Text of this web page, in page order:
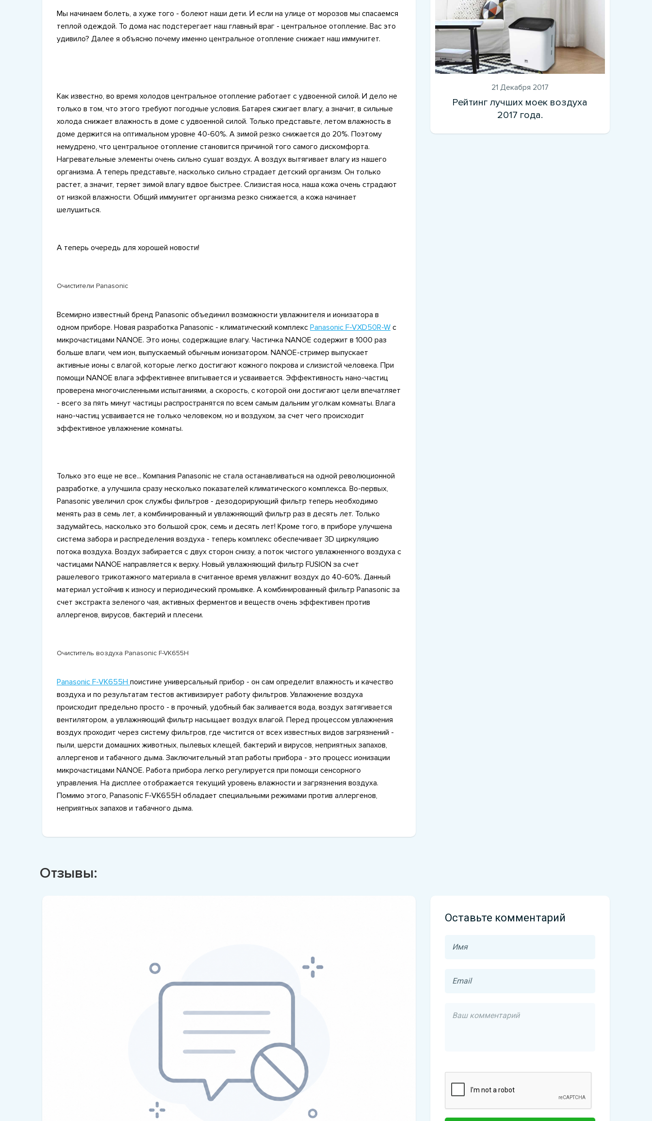
Мы начинаем болеть, а хуже того - болеют наши дети. И если на улице от морозов мы спасаемся
теплой одеждой. То дома нас подстерегает наш главный враг - центральное отопление. Вас это
удивило? Далее я объясню почему именно центральное отопление снижает наш иммунитет.
Как известно, во время холодов центральное отопление работает с удвоенной силой. И дело не
только в том, что этого требуют погодные условия. Батарея сжигает влагу, а значит, в сильные
холода снижает влажность в доме с удвоенной силой. Только представьте, летом влажность в
доме держится на оптимальном уровне 40-60%. А зимой резко снижается до 20%. Поэтому
немудрено, что центральное отопление становится причиной того самого дискомфорта.
Нагревательные элементы очень сильно сушат воздух. А воздух вытягивает влагу из нашего
организма. А теперь представьте, насколько сильно страдает детский организм. Он только
растет, а значит, теряет зимой влагу вдвое быстрее. Слизистая носа, наша кожа очень страдают
от низкой влажности. Общий иммунитет организма резко снижается, а кожа начинает
шелушиться.
А теперь очередь для хорошей новости!
Очистители Panasonic
Всемирно известный бренд Panasonic объединил возможности увлажнителя и ионизатора в
одном приборе. Новая разработка Panasonic - климатический комплекс Panasonic F-VXD50R-W с
микрочастицами NANOE. Это ионы, содержащие влагу. Частичка NANOE содержит в 1000 раз
больше влаги, чем ион, выпускаемый обычным ионизатором. NANOE-стример выпускает
активные ионы с влагой, которые легко достигают кожного покрова и слизистой человека. При
помощи NANOE влага эффективнее впитывается и усваивается. Эффективность нано-частиц
проверена многочисленными испытаниями, а скорость, с которой они достигают цели впечатляет
- всего за пять минут частицы распространятся по всем самым дальним уголкам комнаты. Влага
нано-частиц усваивается не только человеком, но и воздухом, за счет чего происходит
эффективное увлажнение комнаты.
Только это еще не все... Компания Panasonic не стала останавливаться на одной революционной
разработке, а улучшила сразу несколько показателей климатического комплекса. Во-первых,
Panasonic увеличил срок службы фильтров - дезодорирующий фильтр теперь необходимо
менять раз в семь лет, а комбинированный и увлажняющий фильтр раз в десять лет. Только
задумайтесь, насколько это большой срок, семь и десять лет! Кроме того, в приборе улучшена
система забора и распределения воздуха - теперь комплекс обеспечивает 3D циркуляцию
потока воздуха. Воздух забирается с двух сторон снизу, а поток чистого увлажненного воздуха с
частицами NANOE направляется к верху. Новый увлажняющий фильтр FUSION за счет
рашелевого трикотажного материала в считанное время увлажнит воздух до 40-60%. Данный
материал устойчив к износу и периодический промывке. А комбинированный фильтр Panasonic за
счет экстракта зеленого чая, активных ферментов и веществ очень эффективен против
аллергенов, вирусов, бактерий и плесени.
Очиститель воздуха Panasonic F-VK655H
Panasonic F-VK655H поистине универсальный прибор - он сам определит влажность и качество
воздуха и по результатам тестов активизирует работу фильтров. Увлажнение воздуха
происходит предельно просто - в прочный, удобный бак заливается вода, воздух затягивается
вентилятором, а увлажняющий фильтр насыщает воздух влагой. Перед процессом увлажнения
воздух проходит через систему фильтров, где чистится от всех известных видов загрязнений -
пыли, шерсти домашних животных, пылевых клещей, бактерий и вирусов, неприятных запахов,
аллергенов и табачного дыма. Заключительный этап работы прибора - это процесс ионизации
микрочастицами NANOE. Работа прибора легко регулируется при помощи сенсорного
управления. На дисплее отображается текущий уровень влажности и загрязнения воздуха.
Помимо этого, Panasonic F-VK655H обладает специальными режимами против аллергенов,
неприятных запахов и табачного дыма.
21 Декабря 2017
Рейтинг лучших моек воздуха
2017 года.
Отзывы:
Оставьте комментарий